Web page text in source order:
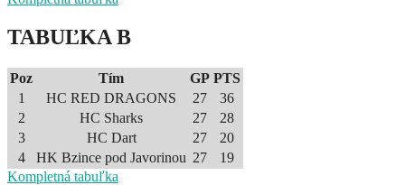
TABUĽKA B
Poz Tím GP PTS
1
HC RED DRAGONS 27
36
2
HC Sharks 27
28
3
HC Dart 27
20
4
HK Bzince pod Javorinou 27
19
Kompletná tabuľka